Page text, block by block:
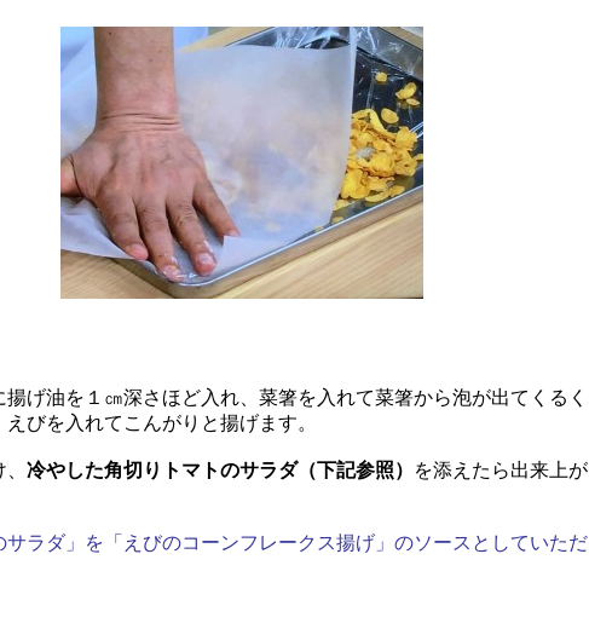
揚げ油を１㎝深さほど入れ、菜箸を入れて菜箸から泡が出てくるく
えびを入れてこんがりと揚げます。
冷やした角切りトマトのサラダ（下記参照）
を添えたら出来上が
ラダ」を「えびのコーンフレークス揚げ」のソースとしていただ